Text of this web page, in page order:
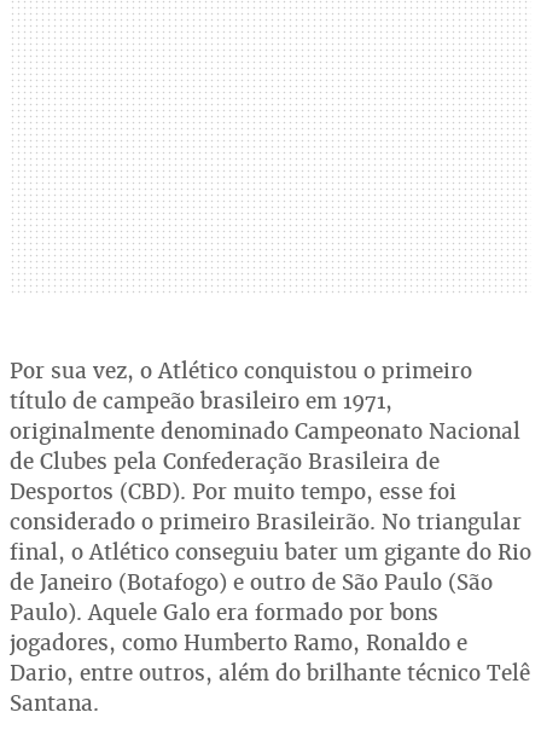
Por sua vez, o Atlético conquistou o primeiro
título de campeão brasileiro em 1971,
originalmente denominado Campeonato Nacional
de Clubes pela Confederação Brasileira de
Desportos (CBD). Por muito tempo, esse foi
considerado o primeiro Brasileirão. No triangular
final, o Atlético conseguiu bater um gigante do Rio
de Janeiro (Botafogo) e outro de São Paulo (São
Paulo). Aquele Galo era formado por bons
jogadores, como Humberto Ramo, Ronaldo e
Dario, entre outros, além do brilhante técnico Telê
Santana.